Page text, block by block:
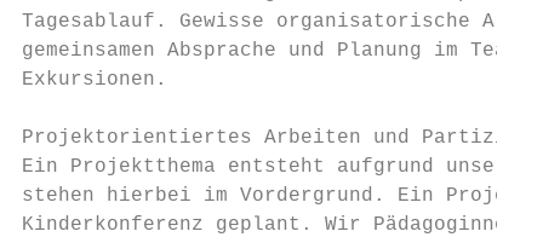
Tagesablauf. Gewisse organisatorische
gemeinsamen Absprache und Planung im
Exkursionen.
Projektorientiertes Arbeiten und
Ein Projektthema entsteht aufgrund
stehen hierbei im Vordergrund. Ein
Kinderkonferenz geplant. Wir Pädagoginnen